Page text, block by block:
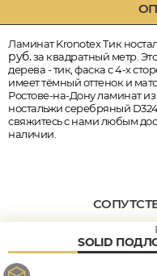
Ламинат Kronotex Тик
руб.за квадратный метр.
дерева - тик, фаска с 4-х
имеет тёмный оттенок и
Ростове-на-Дону ламинат
ностальжи серебряный
свяжитесь с нами любым
наличии.
SOLID